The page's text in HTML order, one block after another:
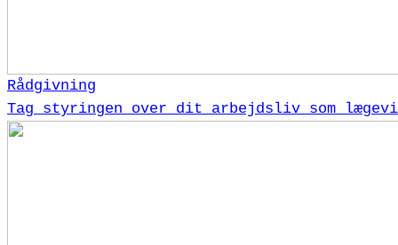
Rådgivning
Tag styringen over dit arbejdsliv som